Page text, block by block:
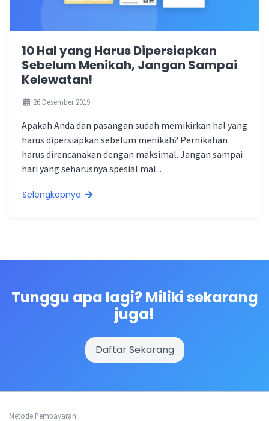
10 Hal yang Harus Dipersiapkan
Sebelum Menikah, Jangan Sampai
Kelewatan!
26 Desember 2019
Apakah Anda dan pasangan sudah memikirkan hal yang
harus dipersiapkan sebelum menikah? Pernikahan
harus direncanakan dengan maksimal. Jangan sampai
hari yang seharusnya spesial mal...
Selengkapnya
Tunggu apa lagi? Miliki sekarang
juga!
Daftar Sekarang
Metode Pembayaran